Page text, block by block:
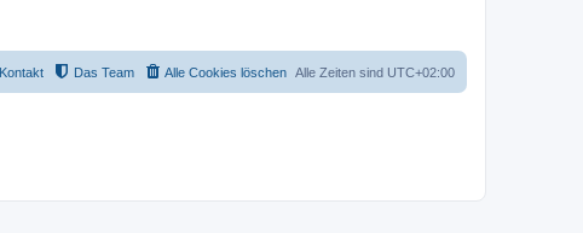
Alle Zeiten sind UTC+02:00
Alle Cookies löschen
Das Team
Kontakt